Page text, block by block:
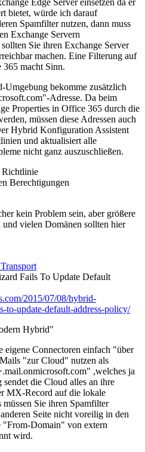
Edge Server einsetzen da er
bietet, würde ich darauf
Spamfilter nutzen, dann muss
Exchange Servern
Sie ihren Exchange Server
machen. Eine Filterung auf
macht Sinn.
bekomme zusätzlich
Adresse. Da beim
Properties in Office 365 durch die
müssen diese Adressen auch
Hybrid Konfiguration Assistent
und aktualisiert alle
nicht ganz auszuschließen.
Richtlinie
Berechtigungen
kein Problem sein, aber größere
vielen Domänen sollten hier
Fails To Update Default
2015/07/08/hybrid-
to-update-default-address-policy/
Hybrid"
eigene Connectoren einfach "über
"zur Cloud" nutzen als
,welches ja
die Cloud alles an ihre
MX-Record auf die lokale
Sie ihren Spamfilter
Seite nicht voreilig in den
"From-Domain" von extern
wird.